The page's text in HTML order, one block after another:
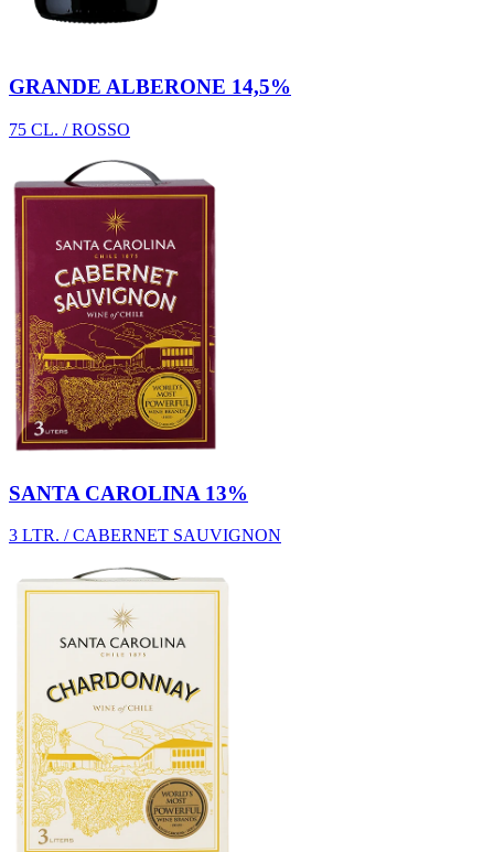
GRANDE ALBERONE 14,5%
75 CL. / ROSSO
SANTA CAROLINA 13%
3 LTR. / CABERNET SAUVIGNON